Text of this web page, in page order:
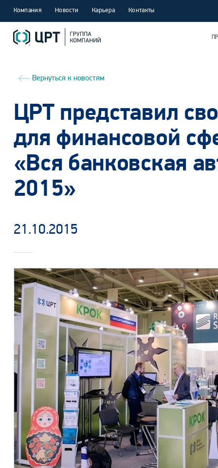
Компания Новости Карьера Контакты
Вернуться к новостям
ЦРТ представил
для финансовой
«Вся банковская
2015»
21.10.2015